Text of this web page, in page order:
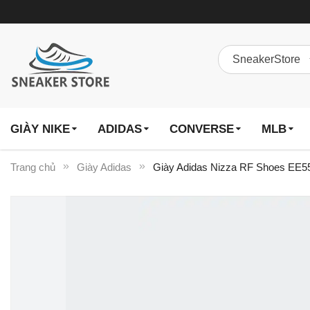
GIÀY NIKE ADIDAS CONVERSE MLB
Trang chủ Giày Adidas Giày Adidas Nizza RF Shoes